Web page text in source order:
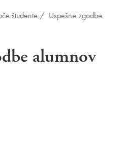
študente / Uspešne zgodbe
alumnov